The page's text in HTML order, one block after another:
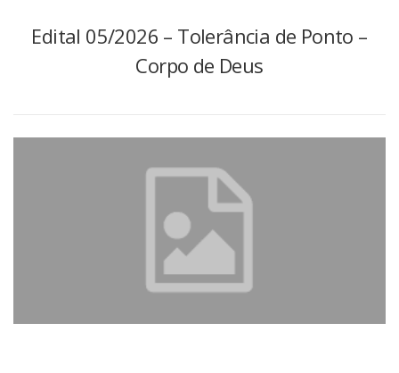
Edital 05/2026 – Tolerância de Ponto –
Corpo de Deus